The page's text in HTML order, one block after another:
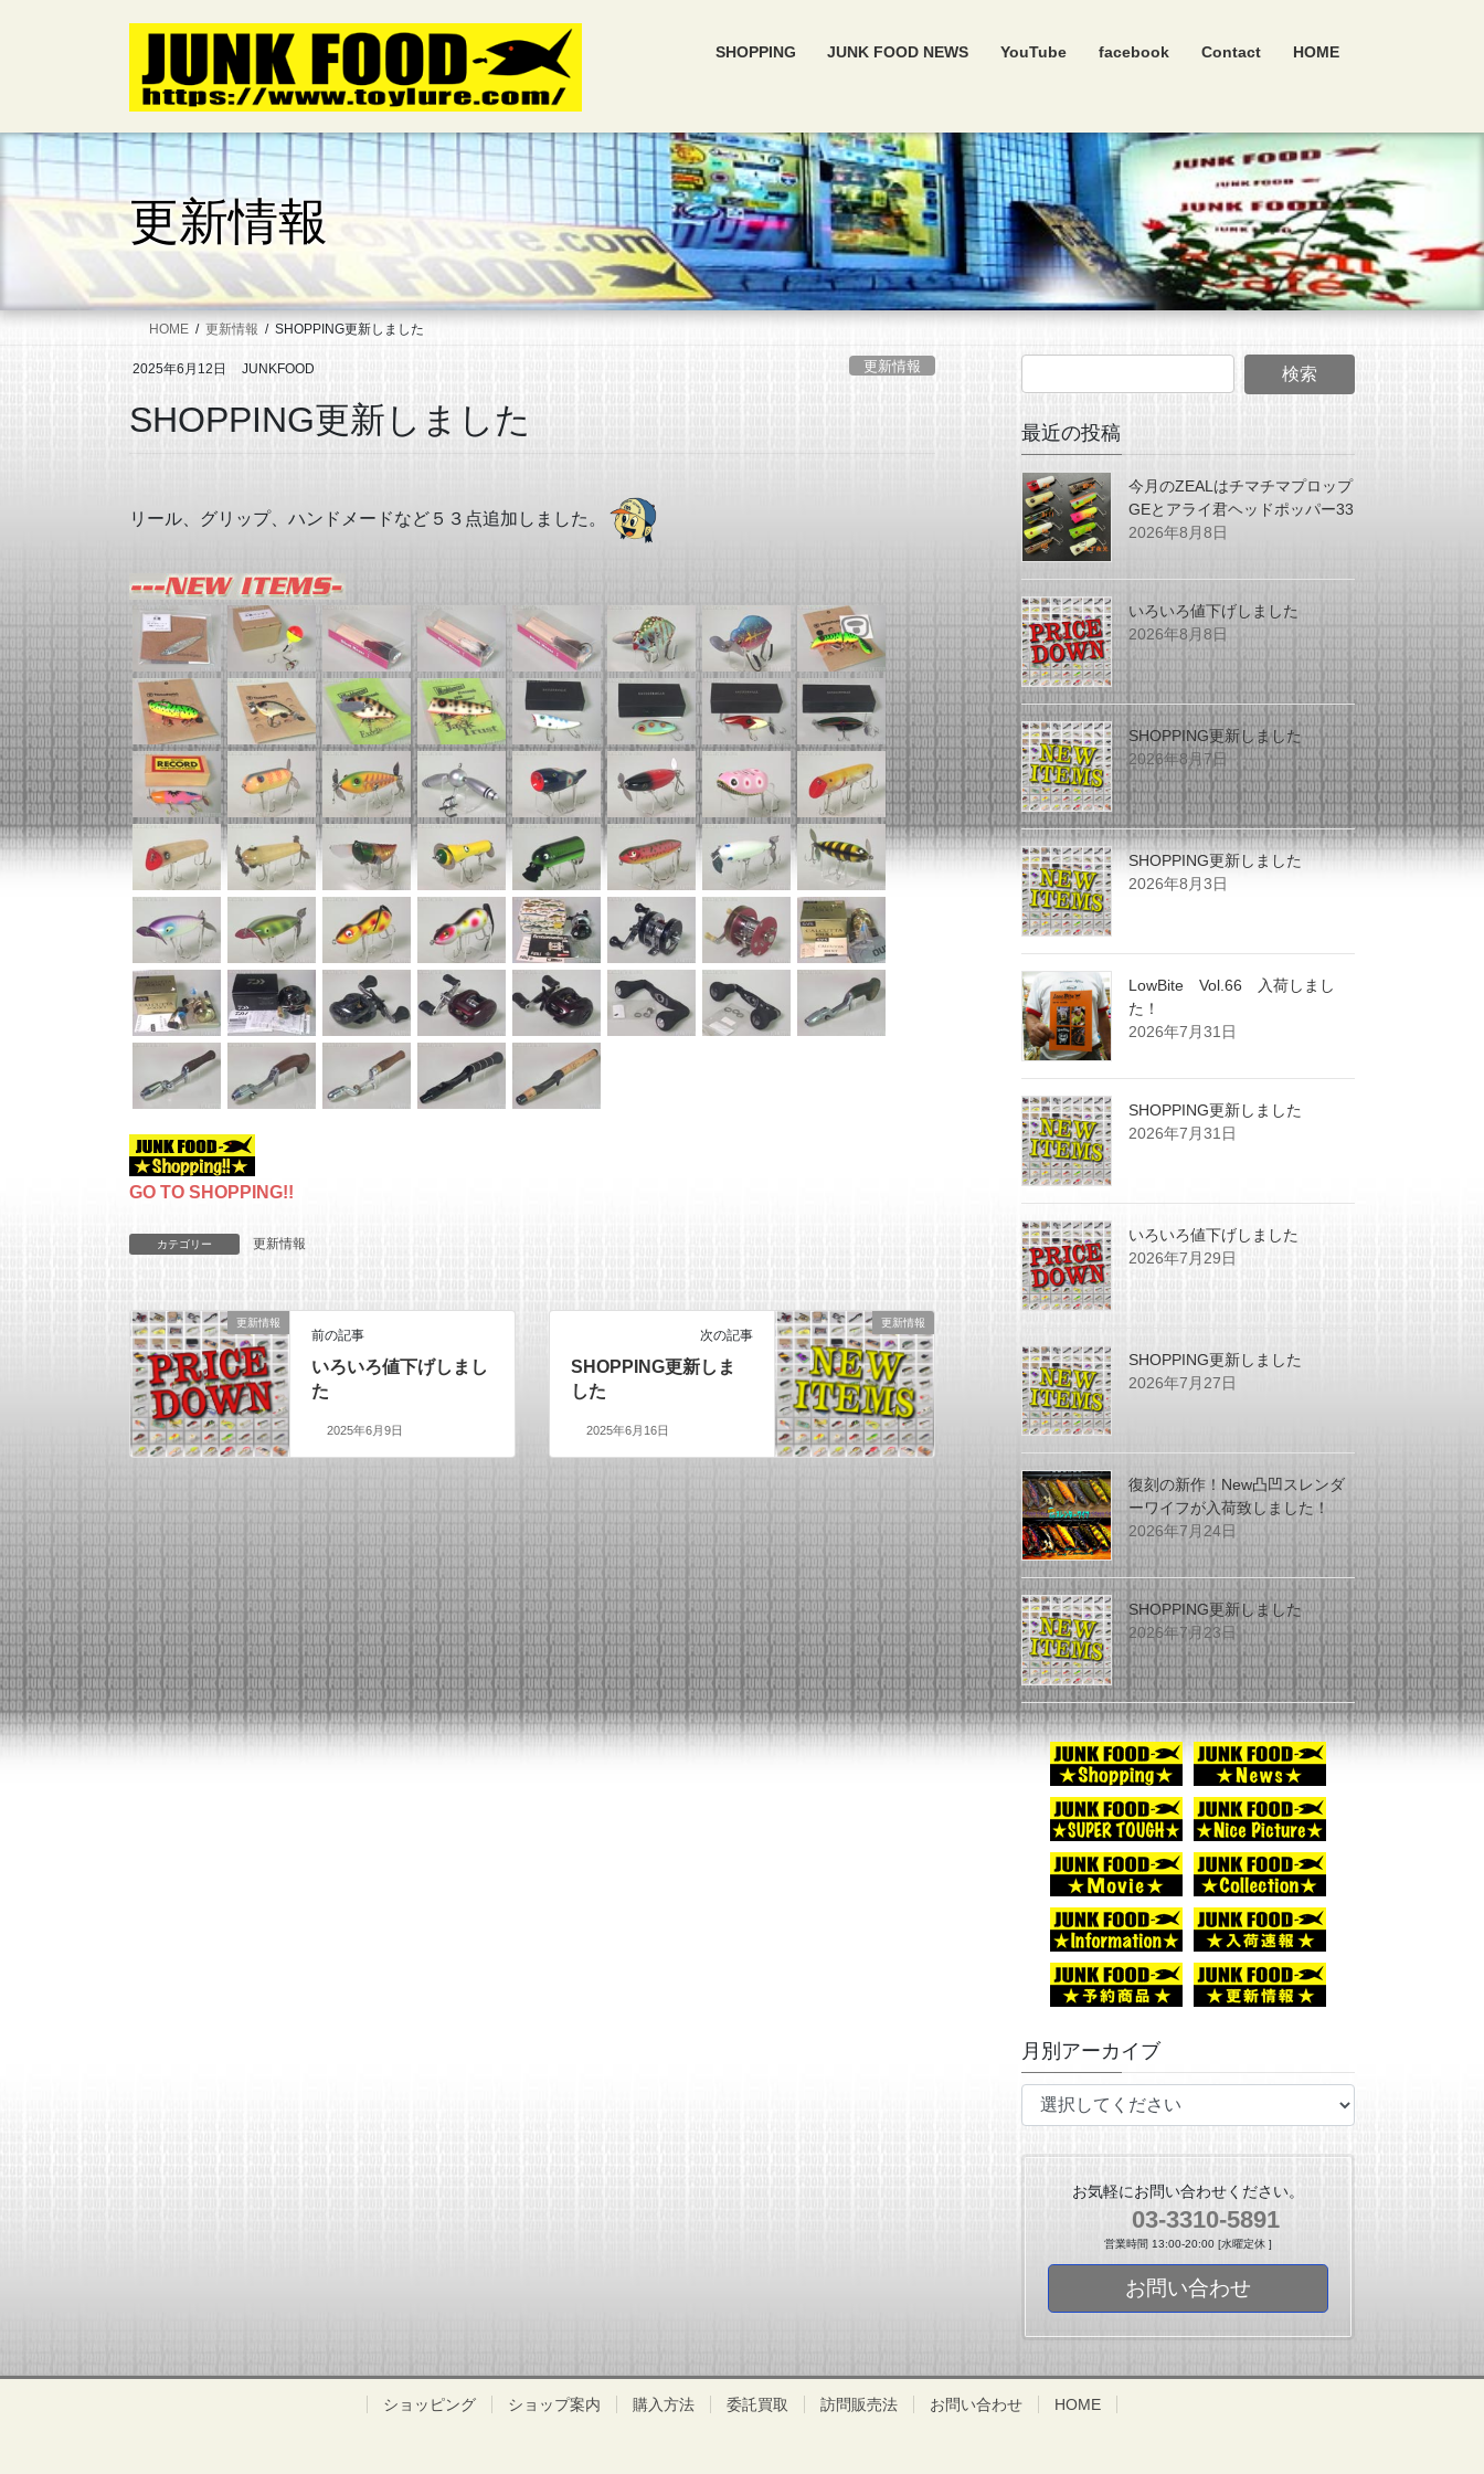
キ
に
SHOPPING JUNK FOOD NEWS YouTube facebook Contact HOME
更新情報
HOME 更新情報 SHOPPING更新しました
2025年6月12日 JUNKFOOD 更新情報
SHOPPING更新しました
リール、グリップ、ハンドメードなど５３点追加しました。
GO TO SHOPPING!!
カテゴリー 更新情報
更新情報
前の記事
いろいろ値下げしまし
た
2025年6月9日
更新情報
次の記事
SHOPPING更新しま
した
2025年6月16日
最近の投稿
今月のZEALはチマチマプロップ
GEとアライ君ヘッドポッパー33
2026年8月8日
いろいろ値下げしました
2026年8月8日
SHOPPING更新しました
2026年8月7日
SHOPPING更新しました
2026年8月3日
LowBite Vol.66 入荷しまし
た！
2026年7月31日
SHOPPING更新しました
2026年7月31日
いろいろ値下げしました
2026年7月29日
SHOPPING更新しました
2026年7月27日
復刻の新作！New凸凹スレンダ
ーワイフが入荷致しました！
2026年7月24日
SHOPPING更新しました
2026年7月23日
月別アーカイブ
お気軽にお問い合わせください。
03-3310-5891
営業時間 13:00-20:00 [水曜定休 ]
お問い合わせ
ショッピング ショップ案内 購入方法 委託買取 訪問販売法 お問い合わせ HOME